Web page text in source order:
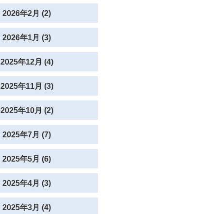
2026年2月 (2)
2026年1月 (3)
2025年12月 (4)
2025年11月 (3)
2025年10月 (2)
2025年7月 (7)
2025年5月 (6)
2025年4月 (3)
2025年3月 (4)